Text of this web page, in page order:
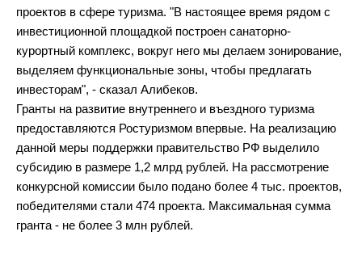
проектов в сфере туризма. "В настоящее время рядом с
инвестиционной площадкой построен санаторно-
курортный комплекс, вокруг него мы делаем зонирование,
выделяем функциональные зоны, чтобы предлагать
инвесторам", - сказал Алибеков.
Гранты на развитие внутреннего и въездного туризма
предоставляются Ростуризмом впервые. На реализацию
данной меры поддержки правительство РФ выделило
субсидию в размере 1,2 млрд рублей. На рассмотрение
конкурсной комиссии было подано более 4 тыс. проектов,
победителями стали 474 проекта. Максимальная сумма
гранта - не более 3 млн рублей.